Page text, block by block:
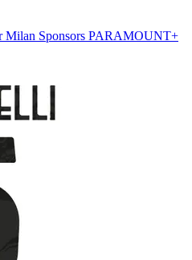
Milan Sponsors PARAMOUNT+